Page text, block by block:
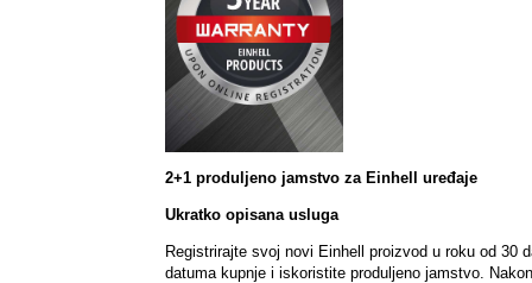
2+1 produljeno jamstvo za Einhell uređaje
Ukratko opisana usluga
Registrirajte svoj novi Einhell proizvod u roku od 30
datuma kupnje i iskoristite produljeno jamstvo. Nakon